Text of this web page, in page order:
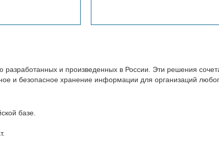
и произведенных в России. Эти решения
и безопасное хранение информации для организаций
базе.